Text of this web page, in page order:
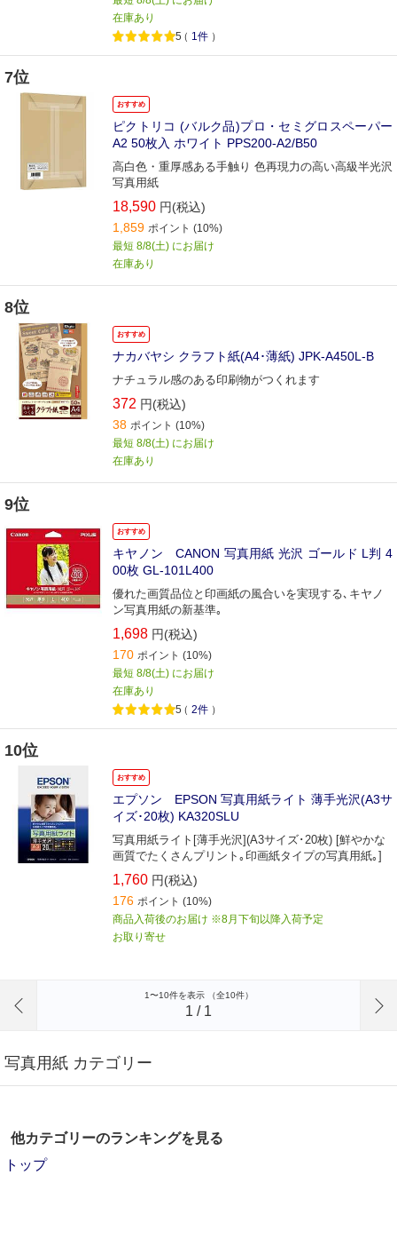
在庫あり
5（ 1件 ）
7位
おすすめ
ピクトリコ (バルク品)プロ・セミグロスペーパー
A2 50枚入 ホワイト PPS200-A2/B50
高白色・重厚感ある手触り 色再現力の高い高級半光沢
写真用紙
18,590 円(税込)
1,859 ポイント (10%)
最短 8/8(土) にお届け
在庫あり
8位
おすすめ
ナカバヤシ クラフト紙(A4･薄紙) JPK-A450L-B
ナチュラル感のある印刷物がつくれます
372 円(税込)
38 ポイント (10%)
最短 8/8(土) にお届け
在庫あり
9位
おすすめ
キヤノン CANON 写真用紙 光沢 ゴールド L判 4
00枚 GL-101L400
優れた画質品位と印画紙の風合いを実現する､キヤノ
ン写真用紙の新基準｡
1,698 円(税込)
170 ポイント (10%)
最短 8/8(土) にお届け
在庫あり
5（2件 ）
10位
おすすめ
エプソン EPSON 写真用紙ライト 薄手光沢(A3サ
イズ･20枚) KA320SLU
写真用紙ライト[薄手光沢](A3サイズ･20枚) [鮮やかな
画質でたくさんプリント｡印画紙タイプの写真用紙｡]
1,760 円(税込)
176 ポイント (10%)
商品入荷後のお届け ※8月下旬以降入荷予定
お取り寄せ
1〜10件を表示 （全10件）
1 / 1
写真用紙 カテゴリー
他カテゴリーのランキングを見る
トップ